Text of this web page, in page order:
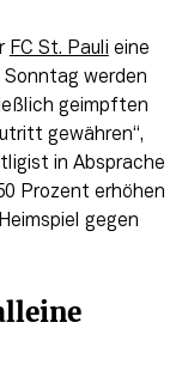
FC St. Pauli
eine
Sonntag werden
geimpften
gewähren“,
in Absprache
Prozent erhöhen
gegen